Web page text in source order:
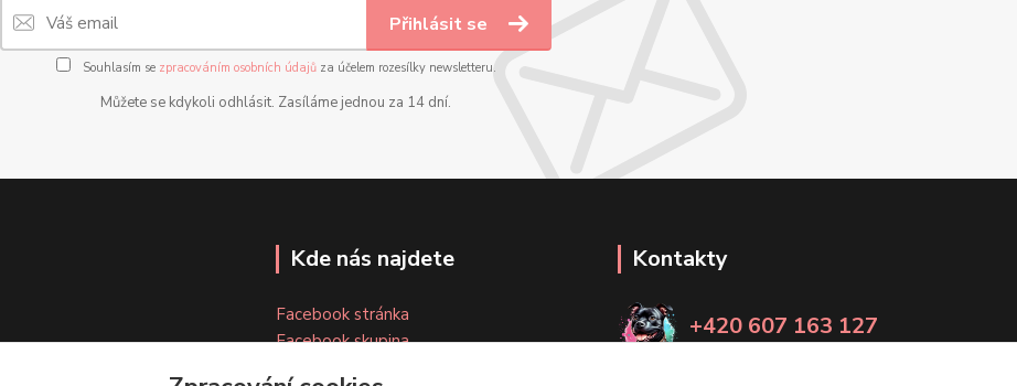
Přihlásit se
Souhlasím se zpracováním osobních údajůza účelem rozesílky newsletteru.
Můžete se kdykoli odhlásit. Zasíláme jednou za 14 dní.
Kde nás najdete
Facebook stránka
Facebook skupina
Kontakty
+420 607 163 127